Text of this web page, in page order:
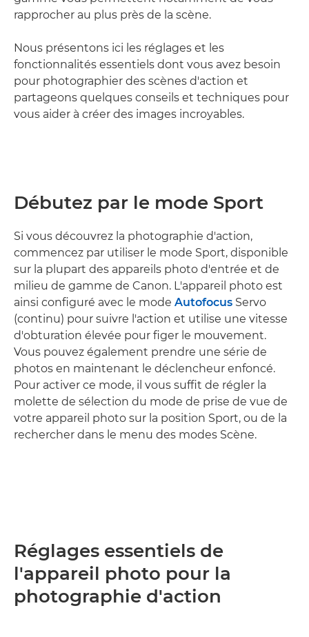
rapprocher au plus près de la scène.
Nous présentons ici les réglages et les
fonctionnalités essentiels dont vous avez besoin
pour photographier des scènes d'action et
partageons quelques conseils et techniques pour
vous aider à créer des images incroyables.
Débutez par le mode Sport
Si vous découvrez la photographie d'action,
commencez par utiliser le mode Sport, disponible
sur la plupart des appareils photo d'entrée et de
milieu de gamme de Canon. L'appareil photo est
ainsi configuré avec le mode Autofocus Servo
(continu) pour suivre l'action et utilise une vitesse
d'obturation élevée pour figer le mouvement.
Vous pouvez également prendre une série de
photos en maintenant le déclencheur enfoncé.
Pour activer ce mode, il vous suffit de régler la
molette de sélection du mode de prise de vue de
votre appareil photo sur la position Sport, ou de la
rechercher dans le menu des modes Scène.
Réglages essentiels de
l'appareil photo pour la
photographie d'action